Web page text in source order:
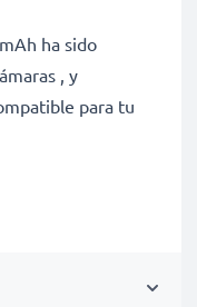
ha sido
, y
para tu
700mAh y